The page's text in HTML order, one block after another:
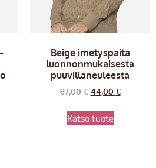
Beige imetyspaita
luonnonmukaisesta
puuvillaneuleesta
87,00€ 44,00 €
Katso tuote